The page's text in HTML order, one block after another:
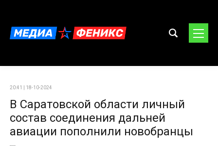
20:41 | 18-10-2024
В Саратовской области личный
состав соединения дальней
авиации пополнили новобранцы